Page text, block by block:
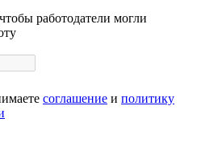
работодатели могли
соглашение и политику